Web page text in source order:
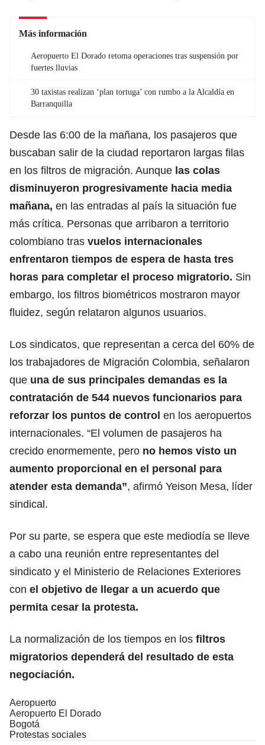
Más información
Aeropuerto El Dorado retoma operaciones tras suspensión por
fuertes lluvias
30 taxistas realizan ‘plan tortuga’ con rumbo a la Alcaldía en
Barranquilla
Desde las 6:00 de la mañana, los pasajeros que
buscaban salir de la ciudad reportaron largas filas
en los filtros de migración. Aunque las colas
disminuyeron progresivamente hacia media
mañana, en las entradas al país la situación fue
más crítica. Personas que arribaron a territorio
colombiano tras vuelos internacionales
enfrentaron tiempos de espera de hasta tres
horas para completar el proceso migratorio. Sin
embargo, los filtros biométricos mostraron mayor
fluidez, según relataron algunos usuarios.
Los sindicatos, que representan a cerca del 60% de
los trabajadores de Migración Colombia, señalaron
que una de sus principales demandas es la
contratación de 544 nuevos funcionarios para
reforzar los puntos de control en los aeropuertos
internacionales. “El volumen de pasajeros ha
crecido enormemente, pero no hemos visto un
aumento proporcional en el personal para
atender esta demanda”, afirmó Yeison Mesa, líder
sindical.
Por su parte, se espera que este mediodía se lleve
a cabo una reunión entre representantes del
sindicato y el Ministerio de Relaciones Exteriores
con el objetivo de llegar a un acuerdo que
permita cesar la protesta.
La normalización de los tiempos en los filtros
migratorios dependerá del resultado de esta
negociación.
Aeropuerto
Aeropuerto El Dorado
Bogotá
Protestas sociales